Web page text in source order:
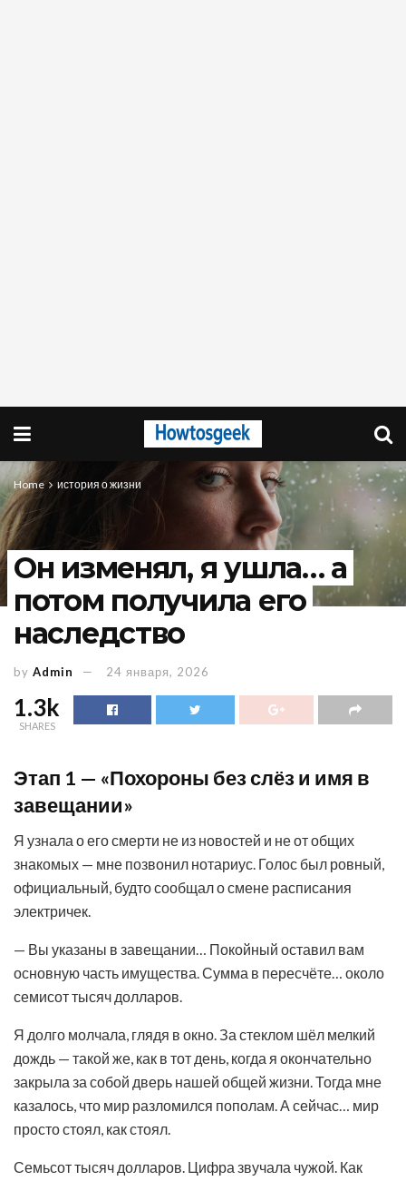
Home история о жизни
Он изменял, я ушла… а
потом получила его
наследство
by Admin 24 января, 2026
1.3k
SHARES
Этап 1 — «Похороны без слёз и имя в
завещании»
Я узнала о его смерти не из новостей и не от общих
знакомых — мне позвонил нотариус. Голос был ровный,
официальный, будто сообщал о смене расписания
электричек.
— Вы указаны в завещании… Покойный оставил вам
основную часть имущества. Сумма в пересчёте… около
семисот тысяч долларов.
Я долго молчала, глядя в окно. За стеклом шёл мелкий
дождь — такой же, как в тот день, когда я окончательно
закрыла за собой дверь нашей общей жизни. Тогда мне
казалось, что мир разломился пополам. А сейчас… мир
просто стоял, как стоял.
Семьсот тысяч долларов. Цифра звучала чужой. Как